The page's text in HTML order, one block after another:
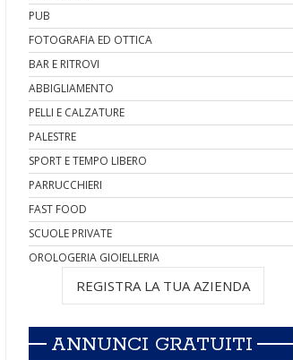
PUB
FOTOGRAFIA ED OTTICA
BAR E RITROVI
ABBIGLIAMENTO
PELLI E CALZATURE
PALESTRE
SPORT E TEMPO LIBERO
PARRUCCHIERI
FAST FOOD
SCUOLE PRIVATE
OROLOGERIA GIOIELLERIA
REGISTRA LA TUA AZIENDA
ANNUNCI GRATUITI